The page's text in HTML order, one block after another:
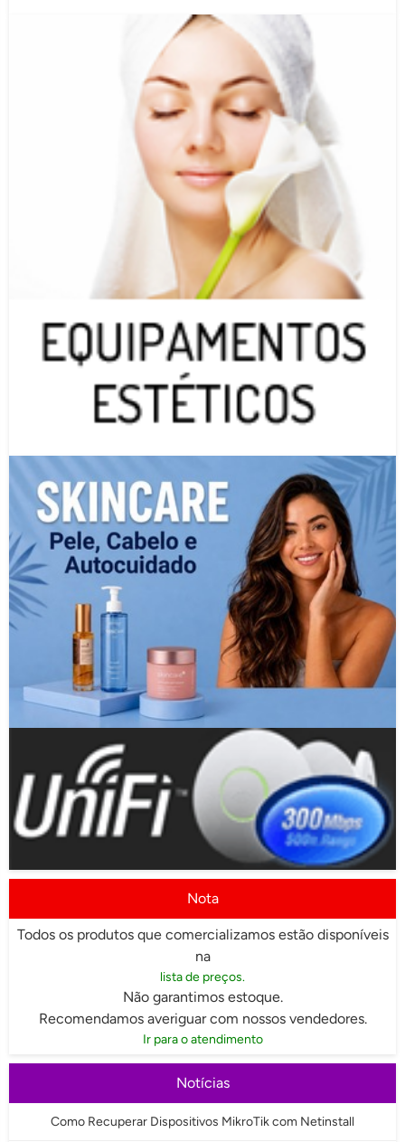
Nota
Todos os produtos que comercializamos estão disponíveis
na
lista de preços.
Não garantimos estoque.
Recomendamos averiguar com nossos vendedores.
Ir para o atendimento
Notícias
Como Recuperar Dispositivos MikroTik com Netinstall